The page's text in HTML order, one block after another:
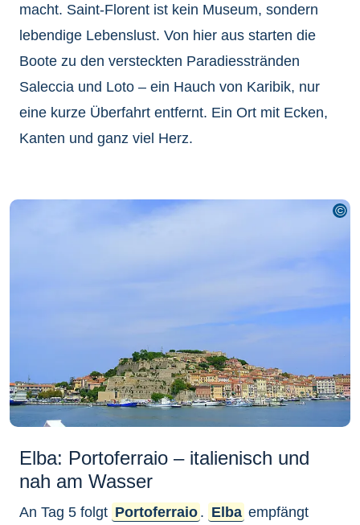
macht. Saint-Florent ist kein Museum, sondern
lebendige Lebenslust. Von hier aus starten die
Boote zu den versteckten Paradiesstränden
Saleccia und Loto – ein Hauch von Karibik, nur
eine kurze Überfahrt entfernt. Ein Ort mit Ecken,
Kanten und ganz viel Herz.
Elba: Portoferraio – italienisch und
nah am Wasser
An Tag 5 folgt Portoferraio . Elba empfängt